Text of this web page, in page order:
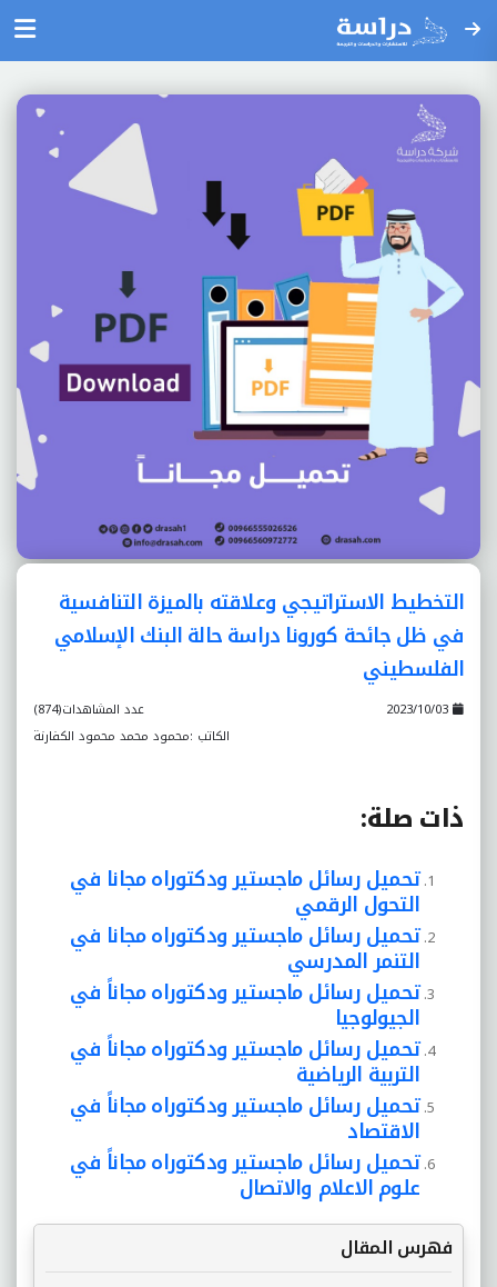
التخطيط الاستراتيجي وعلاقته بالميزة التنافسية
في ظل جائحة كورونا دراسة حالة البنك الإسلامي
الفلسطيني
عدد المشاهدات(874)
الكاتب :محمود محمد محمود الكفارنة
ذات صلة:
تحميل رسائل ماجستير ودكتوراه مجانا في
التحول الرقمي
تحميل رسائل ماجستير ودكتوراه مجانا في
التنمر المدرسي
تحميل رسائل ماجستير ودكتوراه مجاناً في
الجيولوجيا
تحميل رسائل ماجستير ودكتوراه مجاناً في
التربية الرياضية
تحميل رسائل ماجستير ودكتوراه مجاناً في
الاقتصاد
تحميل رسائل ماجستير ودكتوراه مجاناً في
علوم الاعلام والاتصال
فهرس المقال